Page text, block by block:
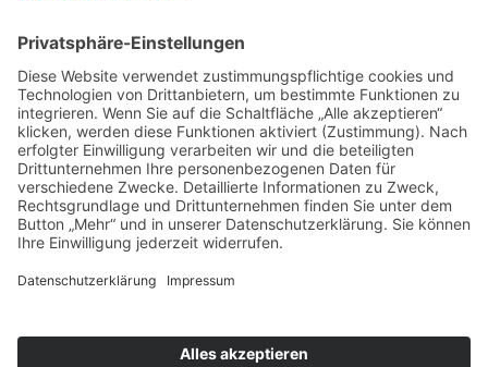
Wetzlar
HR TeamWork
Personalmanagement Dill GmbH
Karl-Kellner-Ring 38-46
35576 Wetzlar
wetzlar@teamwork-personal.de
Teamwork
Kontakt